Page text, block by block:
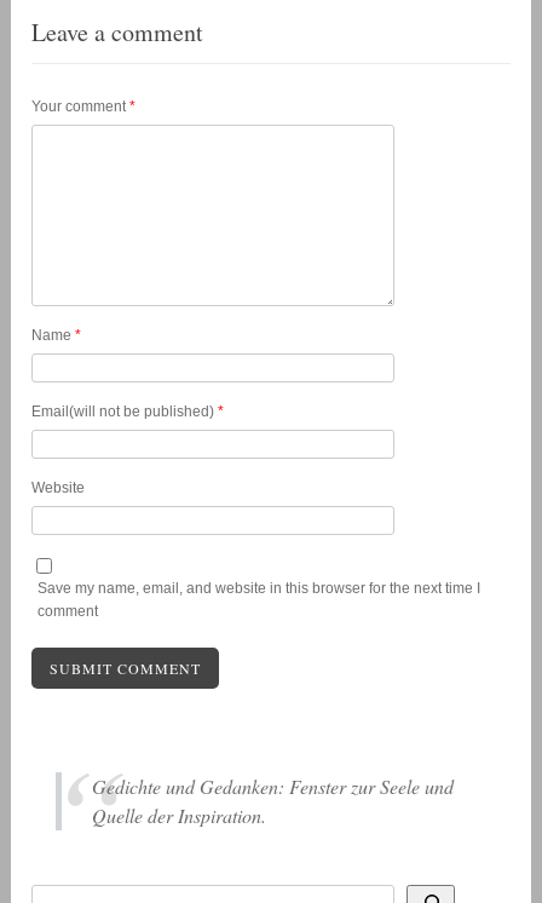
Leave a comment
Your comment*
Name*
Email(will not be published)*
Website
Save my name, email, and website in this browser for the next time I
comment
Gedichte und Gedanken: Fenster zur Seele und
Quelle der Inspiration.